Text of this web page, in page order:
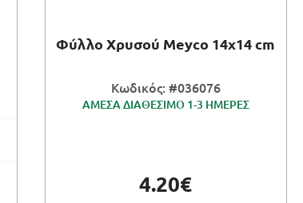
Φύλλο Χρυσού Meyco 14x14 cm
Κωδικός: #036076
ΑΜΕΣΑ ΔΙΑΘΕΣΙΜΟ 1-3 ΗΜΕΡΕΣ
4.20€